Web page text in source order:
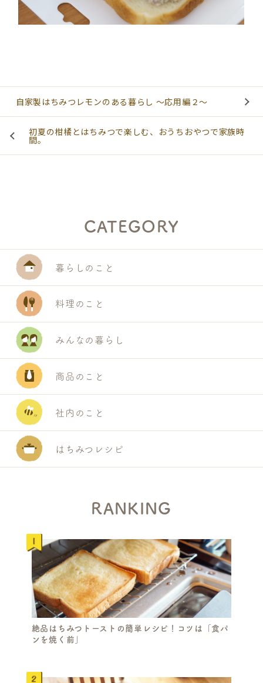
自家製はちみつレモンのある暮らし ～応用編２～
初夏の柑橘とはちみつで楽しむ、おうちおやつで家族時
間。
CATEGORY
暮らしのこと
料理のこと
みんなの暮らし
商品のこと
社内のこと
はちみつレシピ
RANKING
絶品はちみつトーストの簡単レシピ！コツは「食パ
ンを焼く前」
S